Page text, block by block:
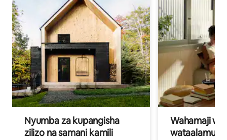
Nyumba za kupangisha
zilizo na samani kamili
Wahamaji
wataalamu